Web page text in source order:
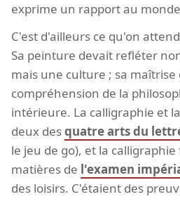
exprime un rapport au
C'est d'ailleurs ce qu'on
Sa peinture devait refléter
mais une culture ; sa
compréhension de la
intérieure. La calligraphie et
deux desquatre arts du
le jeu de go), et la
matières de l'examen
des loisirs. C'étaient des